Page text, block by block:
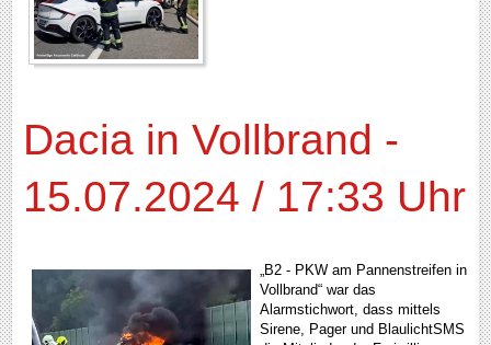
Dacia in Vollbrand -
15.07.2024 / 17:33 Uhr
„B2 - PKW am Pannenstreifen in
Vollbrand“ war das
Alarmstichwort, dass mittels
Sirene, Pager und BlaulichtSMS